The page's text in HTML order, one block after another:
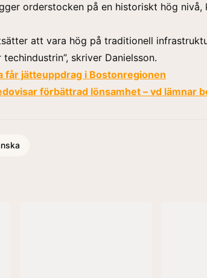
orderstocken på en historiskt hög nivå,
att vara hög på traditionell
skriver Danielsson.
får jätteuppdrag i Bostonregionen
förbättrad lönsamhet – vd lämnar